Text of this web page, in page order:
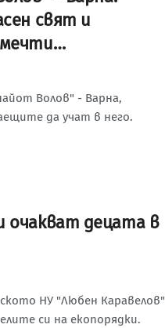
свят и
Волов" - Варна,
да учат в него.
очакват децата в
НУ "Любен Каравелов"
си на екопорядки.